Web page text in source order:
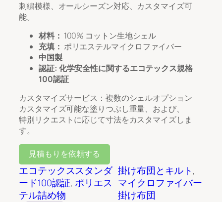
刺繍模様、オールシーズン対応、カスタマイズ可
能。
材料： 100% コットン生地シェル
充填： ポリエステルマイクロファイバー
中国製
認証: 化学安全性に関するエコテックス規格
100認証
カスタマイズサービス：複数のシェルオプション
カスタマイズ可能な塗りつぶし重量、および、
特別リクエストに応じて寸法をカスタマイズしま
す。
見積もりを依頼する
エコテックススタンダ
ード100認証, ポリエス
テル詰め物
掛け布団とキルト
マイクロファイバー
掛け布団
ファイルのアップロード
アップ
提出する